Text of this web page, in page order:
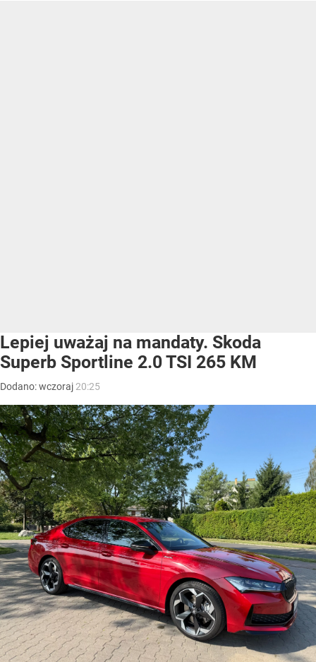
Lepiej uważaj na mandaty. Skoda
Superb Sportline 2.0 TSI 265 KM
Dodano:wczoraj 20:25